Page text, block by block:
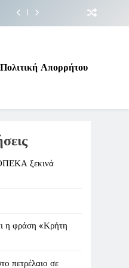
Πολιτική Απορρήτου
ξεκινά
η φράση «Κρήτη
πετρέλαιο σε